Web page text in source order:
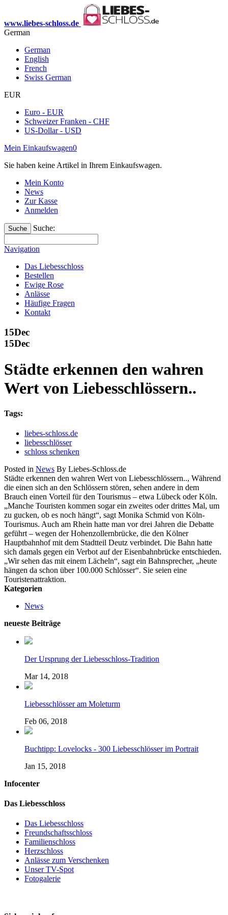
www.liebes-schloss.de
German
German
English
French
Swiss German
EUR
Euro - EUR
Schweizer Franken - CHF
US-Dollar - USD
Mein Einkaufswagen0
Sie haben keine Artikel in Ihrem Einkaufswagen.
Mein Konto
News
Zur Kasse
Anmelden
Suche Suche:
Navigation
Das Liebesschloss
Bestellen
Ewige Rose
Anlässe
Häufige Fragen
Kontakt
15Dec
15Dec
Städte erkennen den wahren
Wert von Liebesschlössern..
Tags:
liebes-schloss.de
liebesschlösser
schloss schenken
Posted in News By Liebes-Schloss.de
Städte erkennen den wahren Wert von Liebesschlössern.., Während
die einen sich an den Schlössern stören, sehen andere in dem
Brauch einen Vorteil für den Tourismus – etwa Lübeck oder Köln.
„Manche Touristen kommen sogar ein zweites oder drittes Mal, um
zu gucken, ob es noch hängt“, sagt Monika Schmid von Köln-
Tourismus. Auch am Rhein hatte man vor drei Jahren die Debatte
geführt – wegen der Hohenzollernbrücke, die den Kölner
Hauptbahnhof mit dem Stadtteil Deutz verbindet. Die Bahn hatte
sich damals gegen ein Verbot auf der Eisenbahnbrücke entschieden.
„Wir sehen das mit einem Lächeln“, sagt ein Bahnsprecher, „heute
hängen da schon über 100.000 Schlösser“. Sie seien eine
Touristenattraktion.
Kategorien
News
neueste Beiträge
Der Ursprung der Liebesschloss-Tradition
Mar 14, 2018
Liebesschlösser am Moleturm
Feb 06, 2018
Buchtipp: Lovelocks - 300 Liebesschlösser im Portrait
Jan 15, 2018
Infocenter
Das Liebesschloss
Das Liebesschloss
Freundschaftsschloss
Familienschloss
Herzschloss
Anlässe zum Verschenken
Unser TV-Spot
Fotogalerie